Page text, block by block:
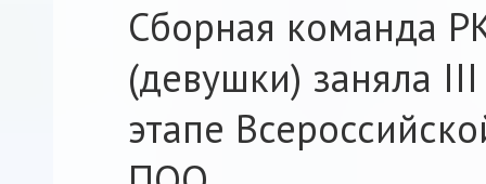
Сборная команда
(девушки) заняла
этапе